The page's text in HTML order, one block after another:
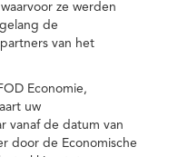
ze werden
de
van het
Economie,
uw
vanaf de datum van
door de Economische